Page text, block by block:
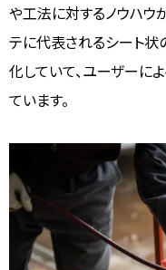
や工法に対するノウハウ
テに代表されるシート
化していて、ユーザーに
ています。